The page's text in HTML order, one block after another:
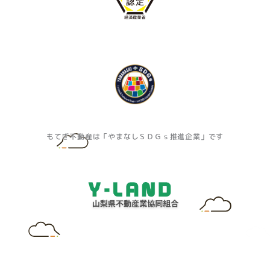
もてぎ不動産は「やまなしＳＤＧｓ推進企業」です